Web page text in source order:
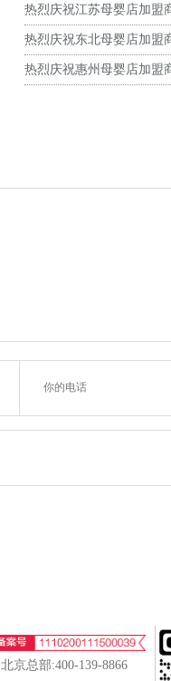
热烈庆祝江苏母婴店加盟
预祝生意兴隆！
热烈庆祝东北母婴店加盟
预祝生意兴隆！
热烈庆祝惠州母婴店加盟
北京总部:400-139-8866